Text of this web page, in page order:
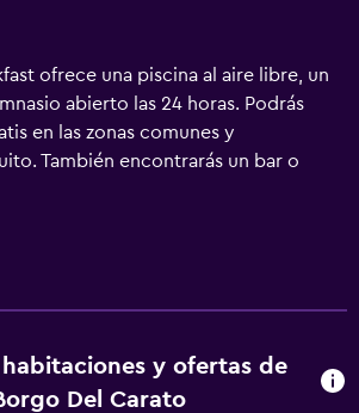
ofrece una piscina al aire libre, un
abierto las 24 horas. Podrás
en las zonas comunes y
También encontrarás un bar o
a la piscina y un bar-cafetería. Borgo
alojamientos con aire acondicionado,
breakfast en Palazzolo Acreide
wifi gratis. Los servicios para las
habitaciones y ofertas de
Del Carato